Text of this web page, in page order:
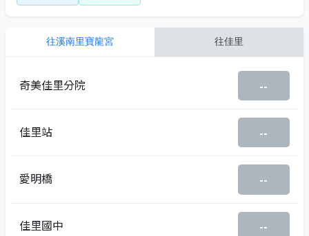
往溪南里寶龍宮 往佳里
奇美佳里分院 --
佳里站 --
愛明橋 --
佳里國中 --